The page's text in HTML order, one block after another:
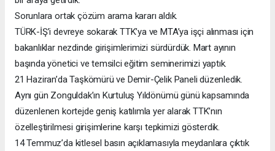
Sorunlara ortak çözüm arama kararı aldık.
TÜRK-İŞ’i devreye sokarak TTK’ya ve MTA’ya işçi alınması için
bakanlıklar nezdinde girişimlerimizi sürdürdük. Mart ayının
başında yönetici ve temsilci eğitim seminerimizi yaptık.
21 Haziran’da Taşkömürü ve Demir-Çelik Paneli düzenledik.
Aynı gün Zonguldak’ın Kurtuluş Yıldönümü günü kapsamında
düzenlenen kortejde geniş katılımla yer alarak TTK’nın
özelleştirilmesi girişimlerine karşı tepkimizi gösterdik.
14 Temmuz’da kitlesel basın açıklamasıyla meydanlara çıktık